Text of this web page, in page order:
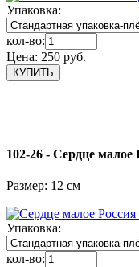
Упаковка:
кол-во:
Цена: 250 руб.
102-26 - Сердце малое
Размер: 12 см
Упаковка:
кол-во: